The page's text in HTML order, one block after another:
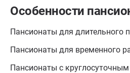
Особенности
Пансионаты для длительного
Пансионаты для временного
Пансионаты с